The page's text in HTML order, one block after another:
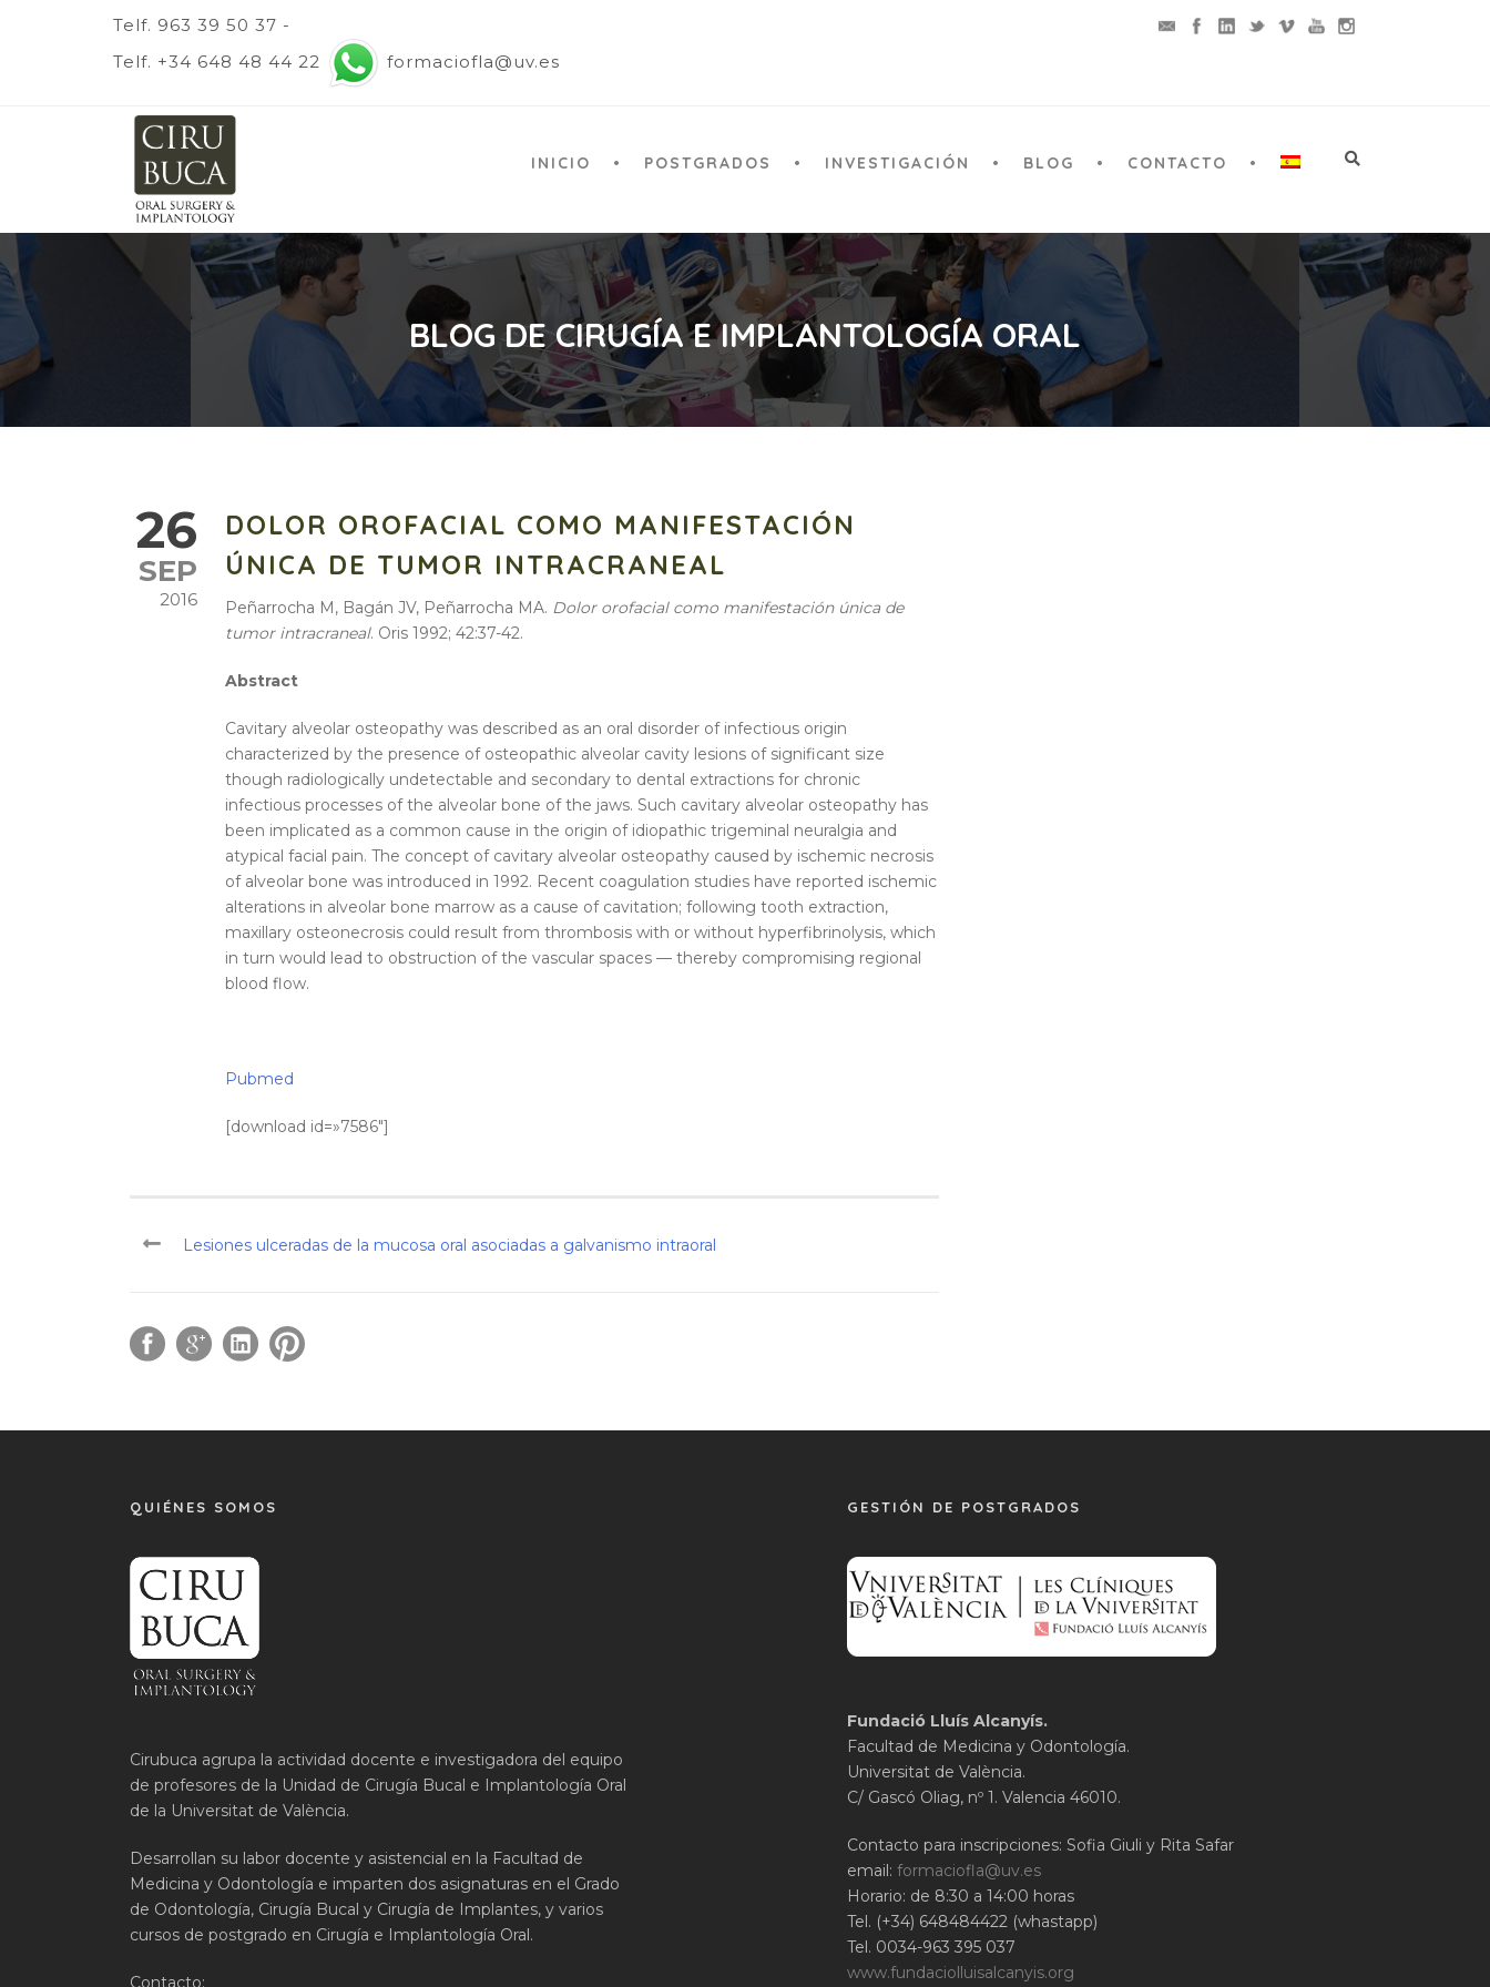
Telf. 963 39 50 37 -
Telf. +34 648 48 44 22
formaciofla@uv.es
INICIO POSTGRADOS INVESTIGACIÓN BLOG CONTACTO
BLOG DE CIRUGÍA E IMPLANTOLOGÍA ORAL
26
SEP
2016
DOLOR OROFACIAL COMO MANIFESTACIÓN
ÚNICA DE TUMOR INTRACRANEAL
Peñarrocha M, Bagán JV, Peñarrocha MA. Dolor orofacial como manifestación única de
tumor intracraneal. Oris 1992; 42:37-42.
Abstract
Cavitary alveolar osteopathy was described as an oral disorder of infectious origin
characterized by the presence of osteopathic alveolar cavity lesions of significant size
though radiologically undetectable and secondary to dental extractions for chronic
infectious processes of the alveolar bone of the jaws. Such cavitary alveolar osteopathy has
been implicated as a common cause in the origin of idiopathic trigeminal neuralgia and
atypical facial pain. The concept of cavitary alveolar osteopathy caused by ischemic necrosis
of alveolar bone was introduced in 1992. Recent coagulation studies have reported ischemic
alterations in alveolar bone marrow as a cause of cavitation; following tooth extraction,
maxillary osteonecrosis could result from thrombosis with or without hyperfibrinolysis, which
in turn would lead to obstruction of the vascular spaces — thereby compromising regional
blood flow.
Pubmed
[download id=»7586″]
Lesiones ulceradas de la mucosa oral asociadas a galvanismo intraoral
QUIÉNES SOMOS
Cirubuca agrupa la actividad docente e investigadora del equipo
de profesores de la Unidad de Cirugía Bucal e Implantología Oral
de la Universitat de València.
Desarrollan su labor docente y asistencial en la Facultad de
Medicina y Odontología e imparten dos asignaturas en el Grado
de Odontología, Cirugía Bucal y Cirugía de Implantes, y varios
cursos de postgrado en Cirugía e Implantología Oral.
GESTIÓN DE POSTGRADOS
Fundació Lluís Alcanyís.
Facultad de Medicina y Odontología.
Universitat de València.
C/ Gascó Oliag, nº 1. Valencia 46010.
Contacto para inscripciones: Sofia Giuli y Rita Safar
email:formaciofla@uv.es
Horario: de 8:30 a 14:00 horas
Tel. (+34) 648484422 (whastapp)
Tel. 0034-963 395 037
www.fundaciolluisalcanyis.org